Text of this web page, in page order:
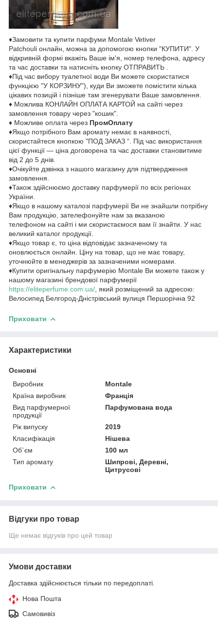
♦Замовити та купити парфуми Montale Vetiver
Patchouli онлайн, можна за допомогою кнопки "КУПИТИ". У
відкривній формі вкажіть Ваше ім'я, номер телефона, адресу
та час доставки та натисніть кнопку ОТПРАВИТЬ .
♦Під час вибору туалетної води Ви можете скористатися
функцією "У КОРЗИНУ"), куди Ви зможете помістити кілька
цікавих позицій і пізніше там згенерувати Ваше замовлення.
♦ Можлива КОНЛАЙН ОПЛАТА КАРТОЙ на сайті через
замовлення товару через "кошик".
♦ Можливе оплата через ПромОплату
♦Якщо потрібного Вам аромату немає в наявності,
скористайтеся кнопкою "ПОД ЗАКАЗ “. Під час використання
цієї функції — ціна договорена та час доставки становитиме
від 2 до 5 днів.
♦Очікуйте дзвінка з нашого магазину для підтвердження
замовлення.
♦Також здійснюємо доставку парфумерії по всіх регіонах
України.
♦Якщо в нашому каталозі парфумерії Ви не знайшли потрібну
Вам продукцію, зателефонуйте нам за вказаною
телефоном на сайті і ми скористаємося вам її знайти. У нас
великий каталог продукції.
♦Якщо товар є, то ціна відповідає зазначеному та
оновлюється онлайн. Ціну на товар, що не має товару,
уточнюйте в менеджерів за зазначеними номерами.
♦Купити оригінальну парфумерію Montale Ви можете також у
нашому магазині брендової парфумерії
https://eliteperfume.com.ua/ , який розміщений за адресою:
Велосипед Белгород-Дністрівський вулиця Першорічна 92
Приховати
Характеристики
Основні
Виробник
Montale
Країна виробник
Франція
Вид парфумерної
продукції
Парфумована вода
Рік випуску
2019
Класифікація
Нішева
Об`єм
100 мл
Тип аромату
Шипрові, Деревні,
Цитрусові
Приховати
Відгуки про товар
Ще немає відгуків про цей товар
Умови доставки
Доставка здійснюється тільки по передоплаті.
Нова Пошта
Самовивіз